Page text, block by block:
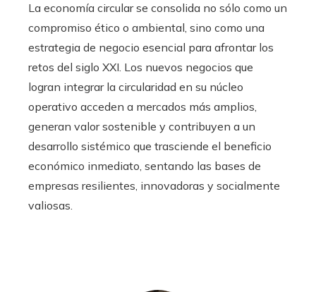
La economía circular se consolida no sólo como un
compromiso ético o ambiental, sino como una
estrategia de negocio esencial para afrontar los
retos del siglo XXI. Los nuevos negocios que
logran integrar la circularidad en su núcleo
operativo acceden a mercados más amplios,
generan valor sostenible y contribuyen a un
desarrollo sistémico que trasciende el beneficio
económico inmediato, sentando las bases de
empresas resilientes, innovadoras y socialmente
valiosas.